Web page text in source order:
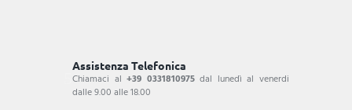
Assistenza Telefonica
Chiamaci al+39 0331810975dal lunedì al venerdi
dalle 9.00 alle 18.00